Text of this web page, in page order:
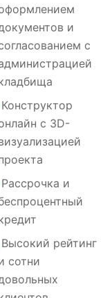
и
с
Конструктор
с 3D-
Рассрочка и
Высокий рейтинг
сотни